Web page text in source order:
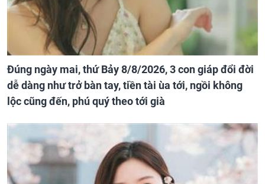
Đúng ngày mai, thứ Bảy 8/8/2026, 3 con giáp đổi đời
dễ dàng như trở bàn tay, tiền tài ùa tới, ngồi không
lộc cũng đến, phú quý theo tới già